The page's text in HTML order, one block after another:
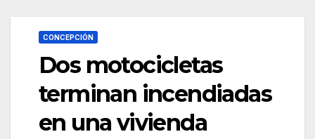
CONCEPCIÓN
Dos motocicletas
terminan incendiadas
en una vivienda